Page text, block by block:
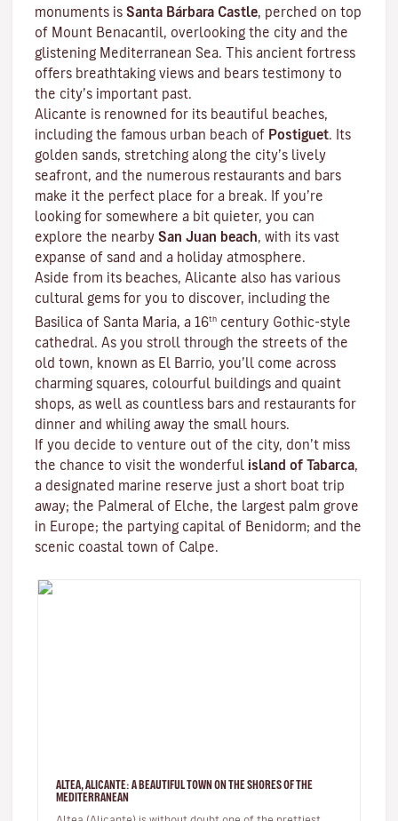
monuments is Santa Bárbara Castle, perched on top
of Mount Benacantil, overlooking the city and the
glistening Mediterranean Sea. This ancient fortress
offers breathtaking views and bears testimony to
the city’s important past.
Alicante is renowned for its beautiful beaches,
including the famous urban beach of Postiguet. Its
golden sands, stretching along the city’s lively
seafront, and the numerous restaurants and bars
make it the perfect place for a break. If you’re
looking for somewhere a bit quieter, you can
explore the nearby San Juan beach, with its vast
expanse of sand and a holiday atmosphere.
Aside from its beaches, Alicante also has various
cultural gems for you to discover, including the
Basilica of Santa Maria, a 16th century Gothic-style
cathedral. As you stroll through the streets of the
old town, known as El Barrio, you’ll come across
charming squares, colourful buildings and quaint
shops, as well as countless bars and restaurants for
dinner and whiling away the small hours.
If you decide to venture out of the city, don’t miss
the chance to visit the wonderful island of Tabarca,
a designated marine reserve just a short boat trip
away; the Palmeral of Elche, the largest palm grove
in Europe; the partying capital of Benidorm; and the
scenic coastal town of Calpe.
ALTEA, ALICANTE: A BEAUTIFUL TOWN ON THE SHORES OF THE
MEDITERRANEAN